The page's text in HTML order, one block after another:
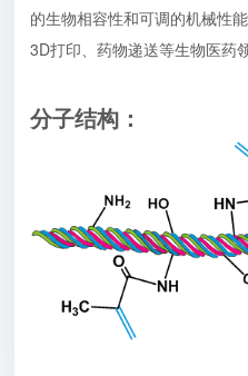
的生物相容性和可调的机械性
3D打印、药物递送等生物医药领
分子结构：